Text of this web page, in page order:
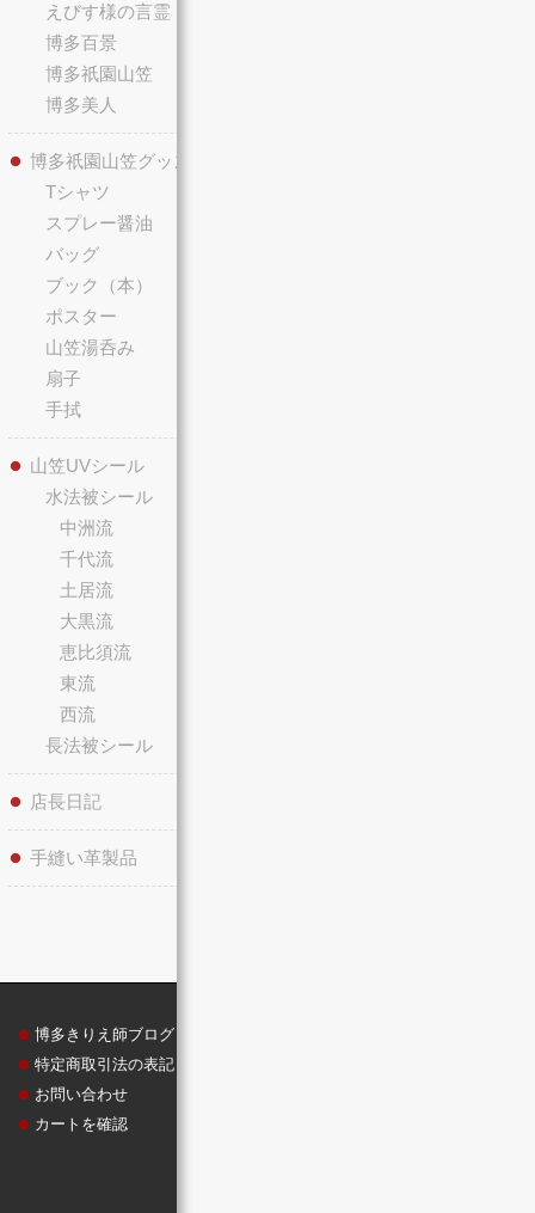
えびす様の言霊
博多百景
博多祇園山笠
博多美人
博多祇園山笠グッズ
Tシャツ
スプレー醤油
バッグ
ブック（本）
ポスター
山笠湯呑み
扇子
手拭
山笠UVシール
水法被シール
中洲流
千代流
土居流
大黒流
恵比須流
東流
西流
長法被シール
店長日記
手縫い革製品
博多きりえ師ブログ
特定商取引法の表記
お問い合わせ
カートを確認